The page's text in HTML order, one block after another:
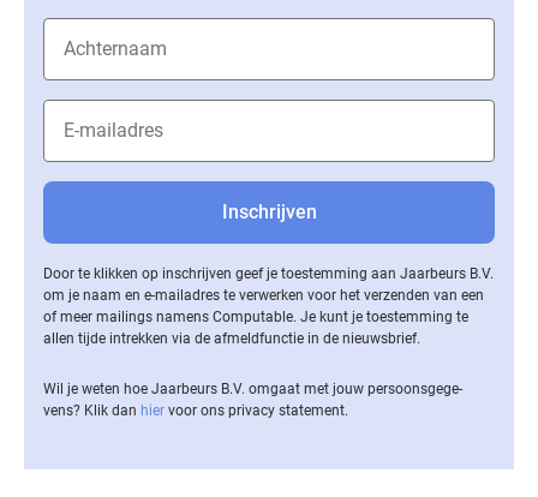
Door te klikken op inschrijven geef je toestemming aan Jaarbeurs B.V.
om je naam en e-mailadres te verwerken voor het verzenden van een
of meer mailings namens Computable. Je kunt je toestemming te
allen tijde intrekken via de af­meld­func­tie in de nieuwsbrief.
Wil je weten hoe Jaarbeurs B.V. omgaat met jouw per­soons­ge­ge­
vens? Klik dan hier voor ons privacy statement.